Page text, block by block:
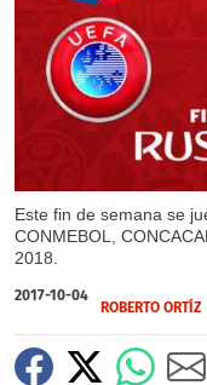
Este fin de semana se
CONMEBOL,
2018.
2017-10-04
ROBERTO ORTÍZ